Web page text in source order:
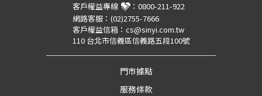
客戶權益專線 ： 0800-211-922
網路客服： (02)2755-7666
客戶權益信箱： cs@sinyi.com.tw
110 台北市信義區信義路五段100號
門市據點
服務條款